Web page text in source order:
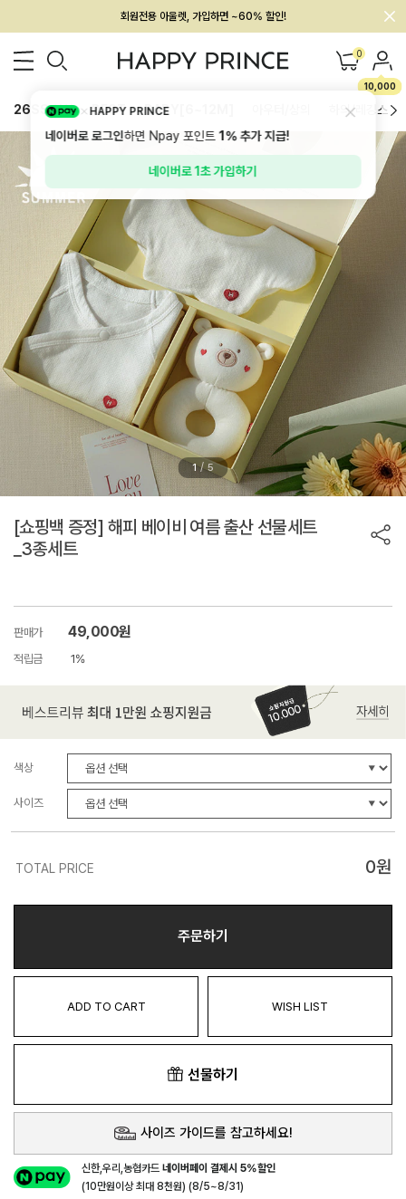
회원전용 아울렛, 가입하면 ~60% 할인!
멤버십 최대 28,000원 혜택 0
10,000
26SS 신상 BEST BABY[6~12M] 하의/레깅스
1 / 5
[쇼핑백 증정] 해피 베이비 여름 출산 선물세트
_3종세트
판매가 49,000원
적립금 1%
색상
사이즈
TOTAL PRICE 0원
주문하기
ADD TO CART WISH LIST
선물하기
사이즈 가이드를 참고하세요!
신한,우리,농협카드네이버페이 결제시 5%할인
(10만원이상 최대 8천원) (8/5~8/31)
HAPPY PRINCE
네이버로 로그인하면 Npay 포인트1%추가 지급!
네이버로 1초 가입하기